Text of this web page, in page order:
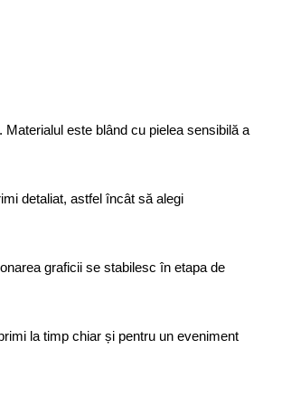
este blând cu pielea sensibilă a
detaliat, astfel încât să alegi
graficii se stabilesc în etapa de
la timp chiar și pentru un eveniment